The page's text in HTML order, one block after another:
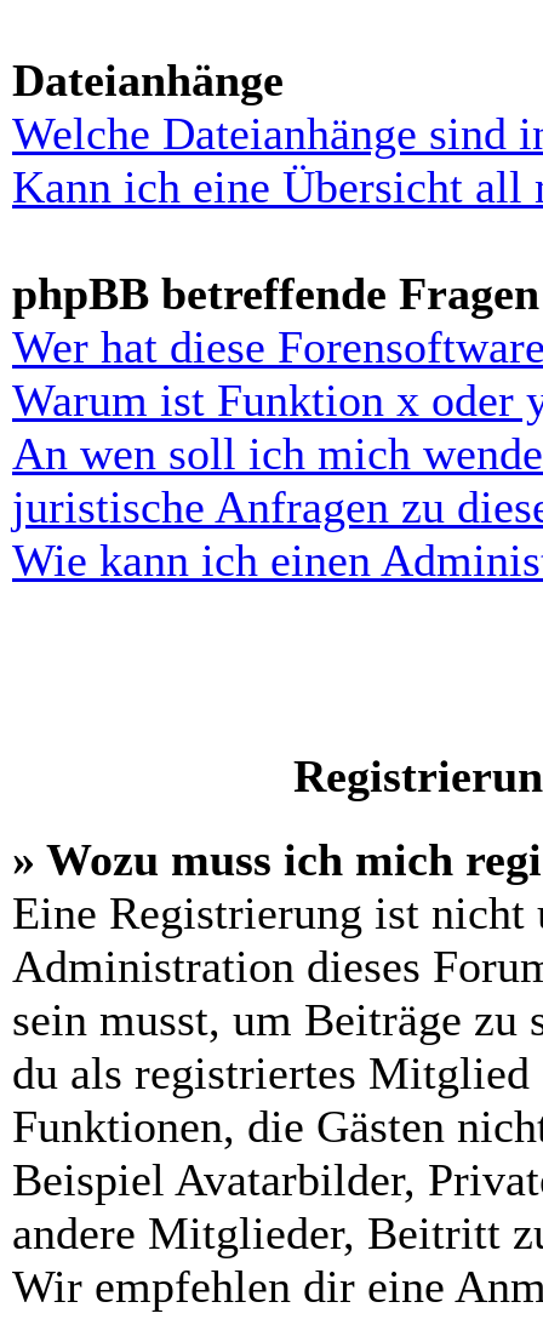
Dateianhänge
Welche Dateianhänge sind
Kann ich eine Übersicht all
phpBB betreffende Fragen
Wer hat diese
Warum ist Funktion x oder
An wen soll ich mich
juristische Anfragen zu
Wie kann ich einen
» Wozu muss ich mich
Eine Registrierung ist
Administration dieses
sein musst, um Beiträge
du als registriertes
Funktionen, die Gästen
Beispiel Avatarbilder,
andere Mitglieder, Beitritt
Wir empfehlen dir eine